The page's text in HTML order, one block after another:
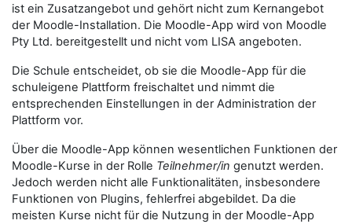
ist ein Zusatzangebot und gehört nicht zum Kernangebot
der Moodle-Installation. Die Moodle-App wird von Moodle
Pty Ltd. bereitgestellt und nicht vom LISA angeboten.
Die Schule entscheidet, ob sie die Moodle-App für die
schuleigene Plattform freischaltet und nimmt die
entsprechenden Einstellungen in der Administration der
Plattform vor.
Über die Moodle-App können wesentlichen Funktionen der
Moodle-Kurse in der Rolle Teilnehmer/in genutzt werden.
Jedoch werden nicht alle Funktionalitäten, insbesondere
Funktionen von Plugins, fehlerfrei abgebildet. Da die
meisten Kurse nicht für die Nutzung in der Moodle-App